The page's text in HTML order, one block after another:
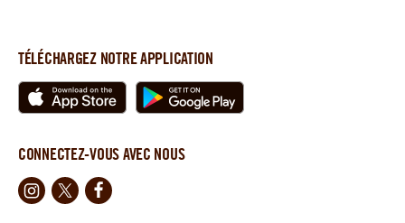
TÉLÉCHARGEZ NOTRE APPLICATION
CONNECTEZ-VOUS AVEC NOUS